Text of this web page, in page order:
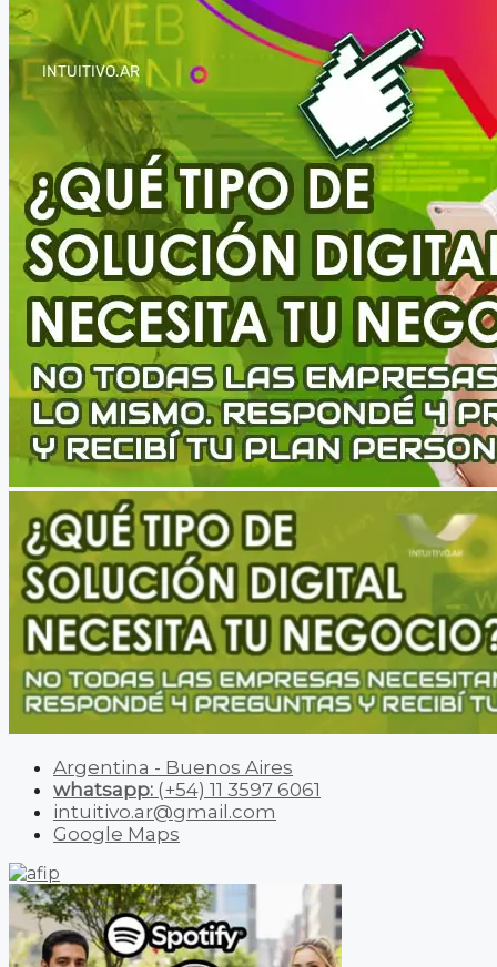
Argentina - Buenos Aires
whatsapp: (+54) 11 3597 6061
intuitivo.ar@gmail.com
Google Maps